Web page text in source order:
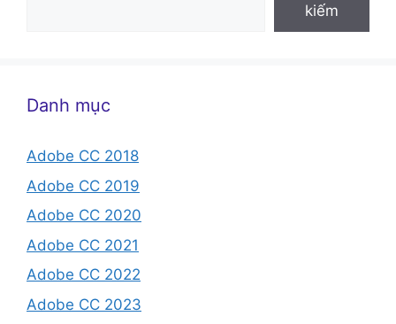
kiếm
Danh mục
Adobe CC 2018
Adobe CC 2019
Adobe CC 2020
Adobe CC 2021
Adobe CC 2022
Adobe CC 2023